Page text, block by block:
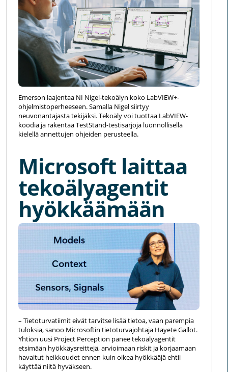
Emerson laajentaa NI Nigel-tekoälyn koko LabVIEW+-
ohjelmistoperheeseen. Samalla Nigel siirtyy
neuvonantajasta tekijäksi. Tekoäly voi tuottaa LabVIEW-
koodia ja rakentaa TestStand-testisarjoja luonnollisella
kielellä annettujen ohjeiden perusteella.
Microsoft laittaa
tekoälyagentit
hyökkäämään
– Tietoturvatiimit eivät tarvitse lisää tietoa, vaan parempia
tuloksia, sanoo Microsoftin tietoturvajohtaja Hayete Gallot.
Yhtiön uusi Project Perception panee tekoälyagentit
etsimään hyökkäysreittejä, arvioimaan riskit ja korjaamaan
havaitut heikkoudet ennen kuin oikea hyökkääjä ehtii
käyttää niitä hyväkseen.